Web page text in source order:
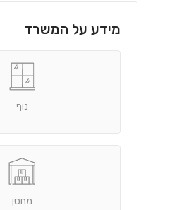
מידע על המשרד
נוף
מחסן